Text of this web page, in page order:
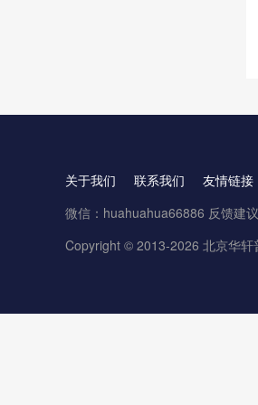
关于我们 联系我们 友情链接
微信：huahuahua66886 反馈建
Copyright © 2013-2026 北京华轩